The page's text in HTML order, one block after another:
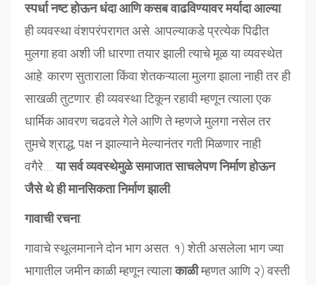
स्पर्धा नष्ट होऊन धंदा आणि कसब वाढविण्यावर मर्यादा आल्या.
ही व्यवस्था वंशपरंपरागत असे. आपल्याकडे प्रत्येक पिढीत
मुलगा हवा अशी जी धारणा तयार झाली त्याचे मूळ या व्यवस्थेत
आहे. कारण सुताराला किंवा शेतकऱ्याला मुलगा झाला नाही तर ही
साखळी तुटणार. ही व्यवस्था टिकून रहावी म्हणून त्याला एक
धार्मिक आवरण चढवले गेले आणि ते म्हणजे मुलगा नसेल तर
तुमचे श्राद्ध, पक्ष न झाल्याने मेल्यानंतर गती मिळणार नाही
वगैरे….या सर्व व्यवस्थेमुळे समाजात साचलेपण निर्माण होऊन
जैसे थे ही मानसिकता निर्माण झाली.
गावाची रचना:
गावाचे स्थूलमानाने दोन भाग असत. १) शेती असलेला भाग ज्या
भागातील जमीन काळी म्हणून त्यालाकाळीम्हणत आणि २) वस्ती